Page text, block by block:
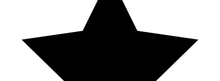
Solene ElnLocal Guide · 16 avis